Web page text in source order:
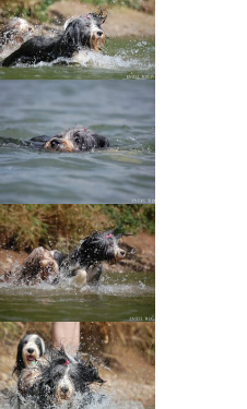
štěňátka „K“
štěňátka „J“
štěňátka „I“
štěňátka „H“
štěňátka „G“
štěňátka „F“
štěňátka „E“
štěňátka „D“